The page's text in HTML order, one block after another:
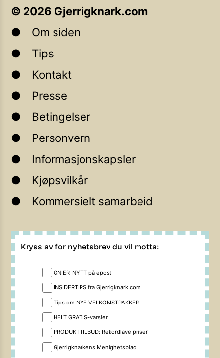
© 2026 Gjerrigknark.com
Om siden
Tips
Kontakt
Presse
Betingelser
Personvern
Informasjonskapsler
Kjøpsvilkår
Kommersielt samarbeid
Kryss av for nyhetsbrev du vil motta:
GNIER-NYTT på epost
INSIDERTIPS fra Gjerrigknark.com
Tips om NYE VELKOMSTPAKKER
HELT GRATIS-varsler
PRODUKTTILBUD: Rekordlave priser
Gjerrigknarkens Menighetsblad